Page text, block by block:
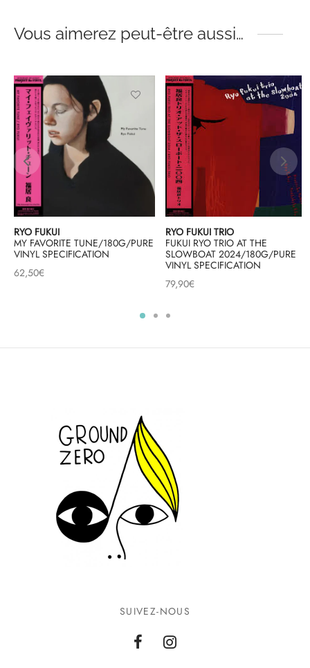
Vous aimerez peut-être aussi…
RYO FUKUI
MY FAVORITE TUNE/180G/PURE
VINYL SPECIFICATION
62,50€
RYO FUKUI TRIO
FUKUI RYO TRIO AT THE
SLOWBOAT 2024/180G/PURE
VINYL SPECIFICATION
79,90€
SUIVEZ-NOUS